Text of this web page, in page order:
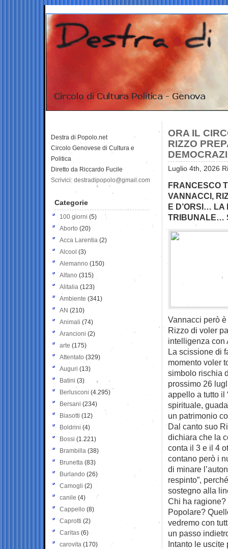
ORA IL
RIZZO
Luglio 4th, 2026
FRANCESCO
VANNACCI,
E D’ORSI… LA
TRIBUNALE…
Vannacci però
Rizzo di voler
intelligenza con
La scissione di
momento voler
simbolo rischia
prossimo 26
appello a tutto il
spirituale,
un patrimonio
Dal canto suo
dichiara che la
conta il 3 e il 4
contano però i
di minare
respinto”,
sostegno alla
Chi ha ragione?
Popolare?
vedremo con
un passo
Intanto le uscite
Destra di Popolo.net
Circolo Genovese di Cultura e
Politica
Diretto da Riccardo Fucile
Scrivici: destradipopolo@gmail.com
Categorie
100 giorni (5)
Aborto (20)
Acca Larentia (2)
Alcool (3)
Alemanno (150)
Alfano (315)
Alitalia (123)
Ambiente (341)
AN (210)
Animali (74)
Arancioni (2)
arte (175)
Attentato (329)
Auguri (13)
Batini (3)
Berlusconi (4.295)
Bersani (234)
Biasotti (12)
Boldrini (4)
Bossi (1.221)
Brambilla (38)
Brunetta (83)
Burlando (26)
Camogli (2)
canile (4)
Cappello (8)
Caprotti (2)
Caritas (6)
carovita (170)